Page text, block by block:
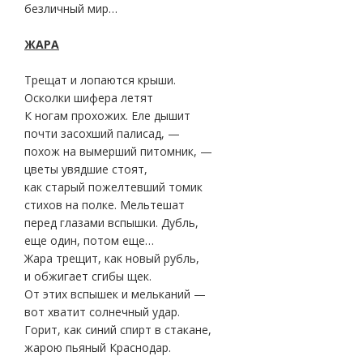
безличный мир…
ЖАРА
Трещат и лопаются крыши.
Осколки шифера летят
К ногам прохожих. Еле дышит
почти засохший палисад, —
похож на вымерший питомник, —
цветы увядшие стоят,
как старый пожелтевший томик
стихов на полке. Мельтешат
перед глазами вспышки. Дубль,
еще один, потом еще…
Жара трещит, как новый рубль,
и обжигает сгибы щек.
От этих вспышек и мельканий —
вот хватит солнечный удар.
Горит, как синий спирт в стакане,
жарою пьяный Краснодар.